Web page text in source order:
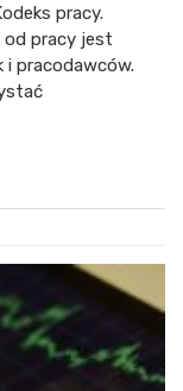
pracy.
od pracy jest
i pracodawców.